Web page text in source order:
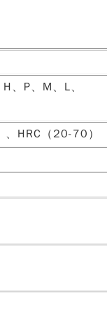
、P、M、L、
HRC（20-70）